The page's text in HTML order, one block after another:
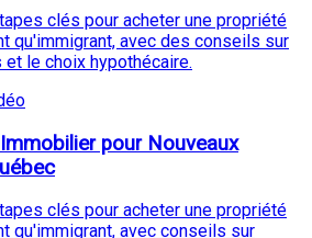
clés pour acheter une propriété
qu'immigrant, avec des conseils sur
le choix hypothécaire.
pour Nouveaux
clés pour acheter une propriété
qu'immigrant, avec conseils sur